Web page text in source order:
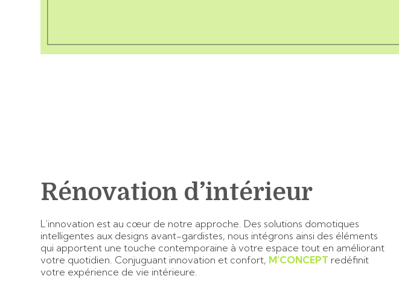
Rénovation d’intérieur
L’innovation est au cœur de notre approche. Des solutions domotiques
intelligentes aux designs avant-gardistes, nous intégrons ainsi des éléments
qui apportent une touche contemporaine à votre espace tout en améliorant
votre quotidien. Conjuguant innovation et confort, M’CONCEPT redéfinit
votre expérience de vie intérieure.